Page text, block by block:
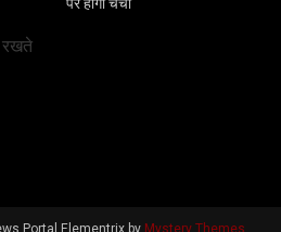
रखते
पर होगी चर्चा